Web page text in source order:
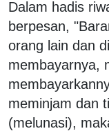
Dalam hadis
berpesan,
orang lain dan
membayarnya,
meminjam dan
(melunasi),